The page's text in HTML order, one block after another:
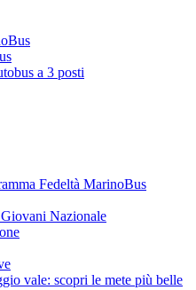
a 3 posti
Fedeltà MarinoBus
Nazionale
vale: scopri le mete più belle